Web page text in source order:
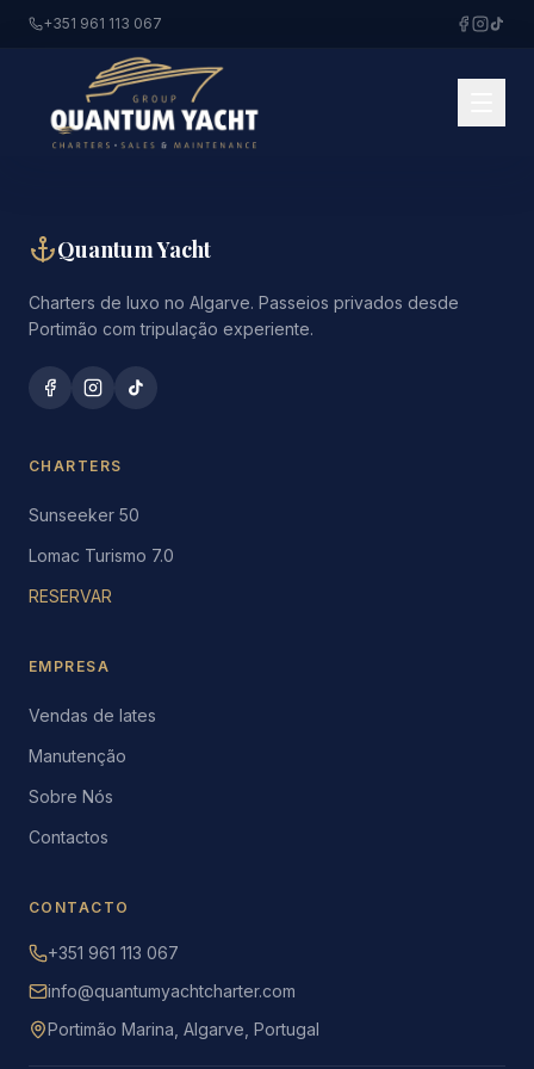
+351 961 113 067
Quantum Yacht
Charters de luxo no Algarve. Passeios privados desde
Portimão com tripulação experiente.
CHARTERS
Sunseeker 50
Lomac Turismo 7.0
RESERVAR
EMPRESA
Vendas de Iates
Manutenção
Sobre Nós
Contactos
CONTACTO
+351 961 113 067
info@quantumyachtcharter.com
Portimão Marina, Algarve, Portugal